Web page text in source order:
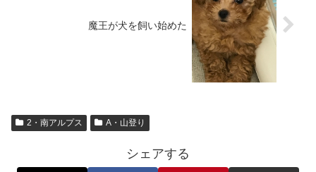
魔王が犬を飼い始めた
2・南アルプス A・山登り
シェアする